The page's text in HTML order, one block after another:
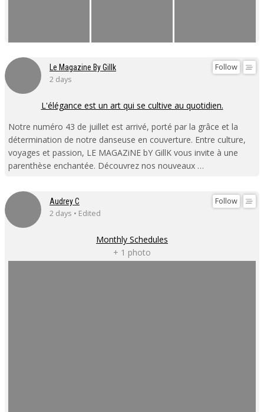
Follow
Le Magazine By Gillk
2 days
L'élégance est un art qui se cultive au quotidien.
Notre numéro 43 de juillet est arrivé, porté par la grâce et la
détermination de notre danseuse en couverture. Entre culture,
voyages et passion, LE MAGAZiNE bY GillK vous invite à une
parenthèse enchantée. Découvrez nos nouveaux …
Follow
Audrey C
2 days • Edited
Monthly Schedules
+ 1 photo